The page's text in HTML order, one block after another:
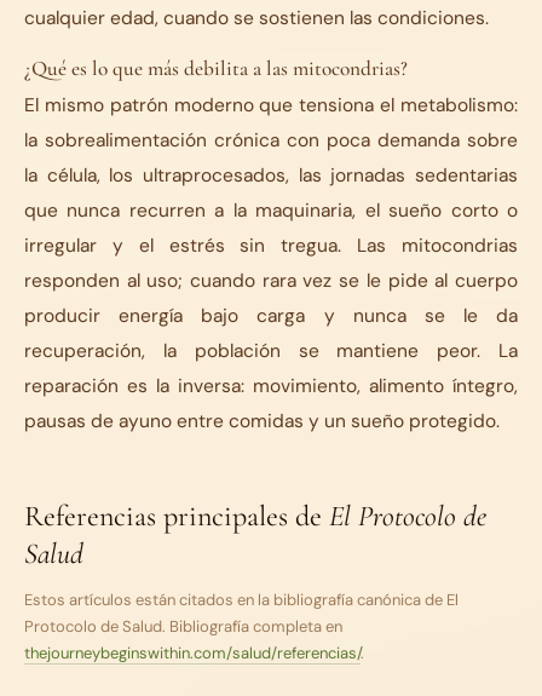
cualquier edad, cuando se sostienen las condiciones.
¿Qué es lo que más debilita a las mitocondrias?
El mismo patrón moderno que tensiona el metabolismo:
la sobrealimentación crónica con poca demanda sobre
la célula, los ultraprocesados, las jornadas sedentarias
que nunca recurren a la maquinaria, el sueño corto o
irregular y el estrés sin tregua. Las mitocondrias
responden al uso; cuando rara vez se le pide al cuerpo
producir energía bajo carga y nunca se le da
recuperación, la población se mantiene peor. La
reparación es la inversa: movimiento, alimento íntegro,
pausas de ayuno entre comidas y un sueño protegido.
Referencias principales de El Protocolo de
Salud
Estos artículos están citados en la bibliografía canónica de El
Protocolo de Salud. Bibliografía completa en
thejourneybeginswithin.com/salud/referencias/.